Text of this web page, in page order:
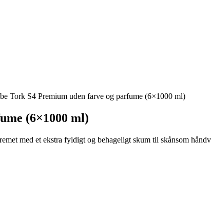
Tork S4 Premium uden farve og parfume (6×1000 ml)
(6×1000 ml)
med et ekstra fyldigt og behageligt skum til skånsom